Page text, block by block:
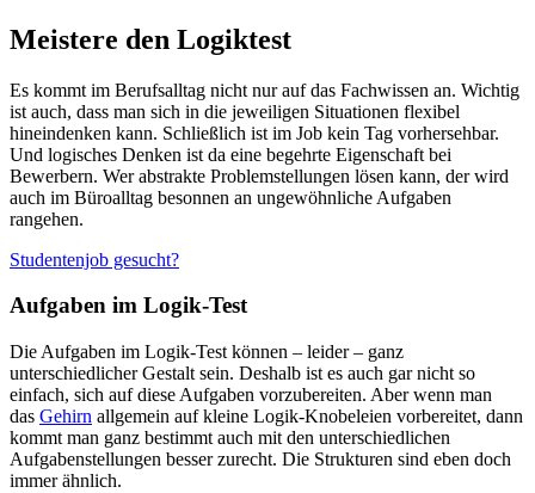
Meistere den Logiktest
Es kommt im Berufsalltag nicht nur auf das Fachwissen an. Wichtig
ist auch, dass man sich in die jeweiligen Situationen flexibel
hineindenken kann. Schließlich ist im Job kein Tag vorhersehbar.
Und logisches Denken ist da eine begehrte Eigenschaft bei
Bewerbern. Wer abstrakte Problemstellungen lösen kann, der wird
auch im Büroalltag besonnen an ungewöhnliche Aufgaben
rangehen.
Studentenjob gesucht?
Aufgaben im Logik-Test
Die Aufgaben im Logik-Test können – leider – ganz
unterschiedlicher Gestalt sein. Deshalb ist es auch gar nicht so
einfach, sich auf diese Aufgaben vorzubereiten. Aber wenn man
das Gehirn allgemein auf kleine Logik-Knobeleien vorbereitet, dann
kommt man ganz bestimmt auch mit den unterschiedlichen
Aufgabenstellungen besser zurecht. Die Strukturen sind eben doch
immer ähnlich.